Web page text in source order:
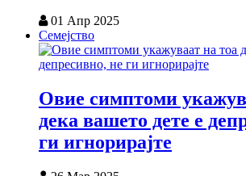
01 Апр 2025
Семејство
Овие симптоми
дека вашето дете е
ги игнорирајте